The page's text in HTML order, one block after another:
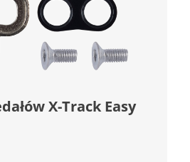
X-Track Easy